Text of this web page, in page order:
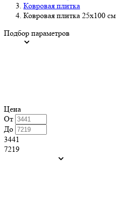
Ковровая плитка
Ковровая плитка 25x100 см
Подбор параметров
Цена
От
До
3441
7219